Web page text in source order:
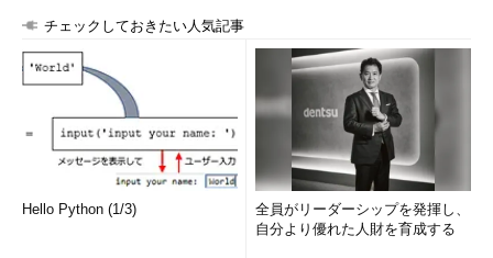
チェックしておきたい人気記事
Hello Python (1/3)
全員がリーダーシップを発揮し、
自分より優れた人財を育成する